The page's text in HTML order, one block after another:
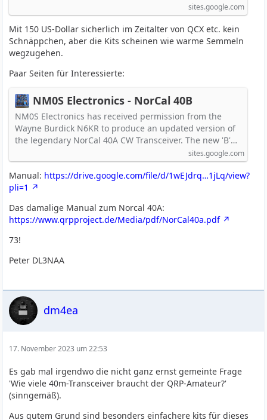
sites.google.com
Mit 150 US-Dollar sicherlich im Zeitalter von QCX etc. kein
Schnäppchen, aber die Kits scheinen wie warme Semmeln
wegzugehen.
Paar Seiten für Interessierte:
NM0S Electronics - NorCal 40B
NM0S Electronics has received permission from the
Wayne Burdick N6KR to produce an updated version of
the legendary NorCal 40A CW Transceiver. The new 'B'…
sites.google.com
Manual: https://drive.google.com/file/d/1wEJdrq…1jLq/view?
pli=1
Das damalige Manual zum Norcal 40A:
https://www.qrpproject.de/Media/pdf/NorCal40a.pdf
73!
Peter DL3NAA
dm4ea
17. November 2023 um 22:53
Es gab mal irgendwo die nicht ganz ernst gemeinte Frage
'Wie viele 40m-Transceiver braucht der QRP-Amateur?'
(sinngemäß).
Aus gutem Grund sind besonders einfachere kits für dieses